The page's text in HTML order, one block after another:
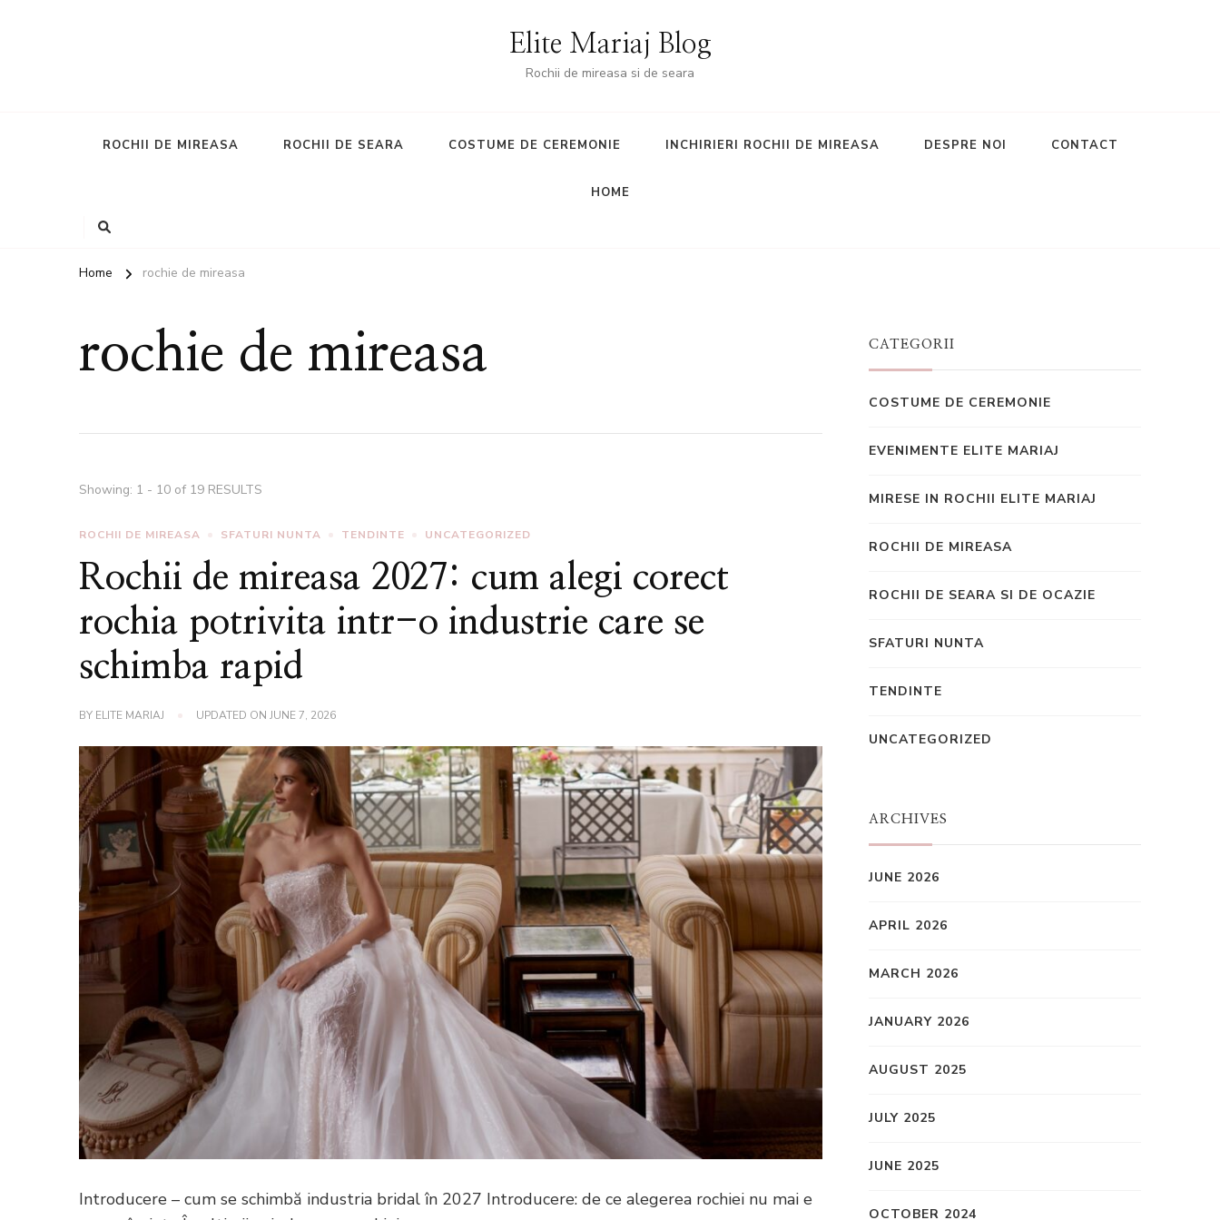
Elite Mariaj Blog
Rochii de mireasa si de seara
ROCHII DE MIREASA ROCHII DE SEARA COSTUME DE CEREMONIE INCHIRIERI ROCHII DE MIREASA DESPRE NOI CONTACT
HOME
Home rochie de mireasa
rochie de mireasa
Showing: 1 - 10 of 19 RESULTS
ROCHII DE MIREASA SFATURI NUNTA TENDINTE UNCATEGORIZED
Rochii de mireasa 2027: cum alegi corect
rochia potrivita intr-o industrie care se
schimba rapid
BY ELITE MARIAJ UPDATED ONJUNE 7, 2026
Introducere – cum se schimbă industria bridal în 2027 Introducere: de ce alegerea rochiei nu mai e
CATEGORII
COSTUME DE CEREMONIE
EVENIMENTE ELITE MARIAJ
MIRESE IN ROCHII ELITE MARIAJ
ROCHII DE MIREASA
ROCHII DE SEARA SI DE OCAZIE
SFATURI NUNTA
TENDINTE
UNCATEGORIZED
ARCHIVES
JUNE 2026
APRIL 2026
MARCH 2026
JANUARY 2026
AUGUST 2025
JULY 2025
JUNE 2025
OCTOBER 2024